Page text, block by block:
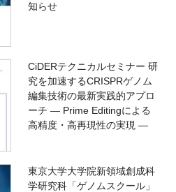
知らせ
CiDERテクニカルセミナー 研
究を加速するCRISPRゲノム
編集技術の最新実践的アプロ
ーチ ― Prime Editingによる
高精度・高再現性の実現 ―
東京大学大学院新領域創成科
学研究科「ゲノムスクール」